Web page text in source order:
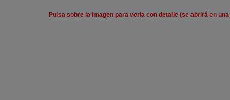
Pulsa sobre la imagen para verla con detalle (se abrirá en